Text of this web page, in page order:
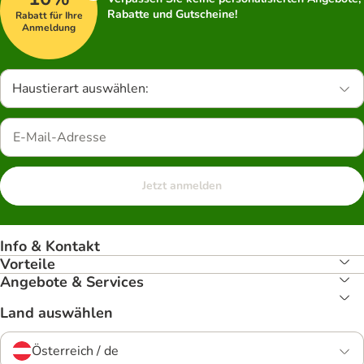
Rabatt für Ihre
Anmeldung
Rabatte und Gutscheine!
Haustierart auswählen:
Jetzt anmelden
Info & Kontakt
Vorteile
Angebote & Services
Land auswählen
Österreich / de